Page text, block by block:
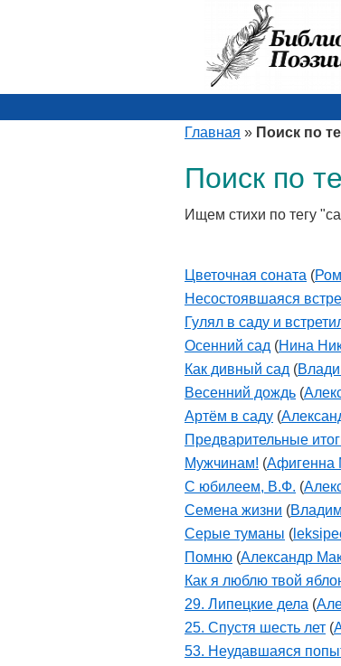
Главная » Поиск по
Поиск по
Ищем стихи по тегу
Цветочная соната (
Несостоявшаяся
Гулял в саду и
Осенний сад (Нина
Как дивный сад (
Весенний дождь (
Артём в саду (
Предварительные
Мужчинам! (Афигенна
С юбилеем, В.Ф. (
Семена жизни (
Серые туманы (
Помню (Александр
Как я люблю твой
29. Липецкие дела (
25. Спустя шесть лет (
53. Неудавшаяся